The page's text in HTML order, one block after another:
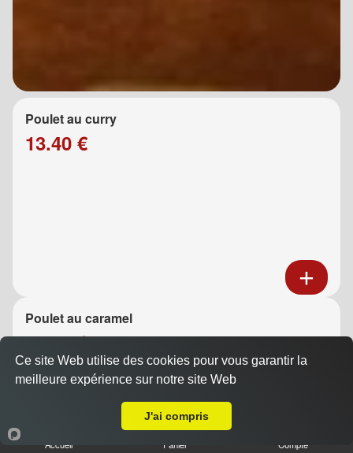
Poulet au curry
13.40 €
Poulet au caramel
13.40 €
Accueil Panier Compte
Ce site Web utilise des cookies pour vous garantir la
meilleure expérience sur notre site Web
J'ai compris